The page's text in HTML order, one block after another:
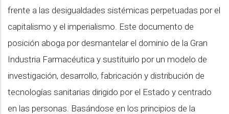
frente a las desigualdades sistémicas perpetuadas por el
capitalismo y el imperialismo. Este documento de
posición aboga por desmantelar el dominio de la Gran
Industria Farmacéutica y sustituirlo por un modelo de
investigación, desarrollo, fabricación y distribución de
tecnologías sanitarias dirigido por el Estado y centrado
en las personas. Basándose en los principios de la